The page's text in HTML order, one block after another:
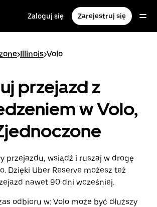
Zaloguj się Zarejestruj się
>Illinois>Volo
przejazd z
w Volo,
przejazdu, wsiądź i ruszaj w drogę
Dzięki Uber Reserve możesz też
nawet 90 dni wcześniej.
odbioru w: Volo może być dłuższy